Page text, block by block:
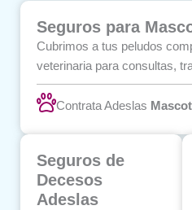
Seguros para
Cubrimos a tus peludos
veterinaria para consultas,
Contrata Adeslas
Seguros de
Decesos
Adeslas